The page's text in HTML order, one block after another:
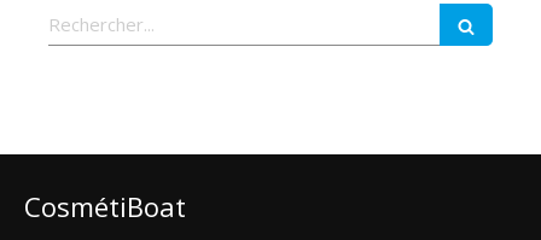
Rechercher
CosmétiBoat